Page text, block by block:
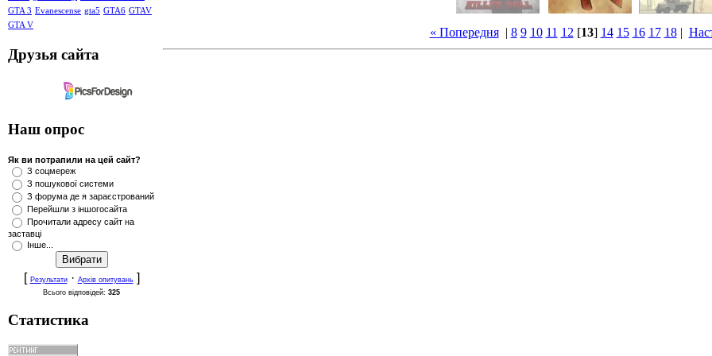
GTA 3 Evanescense gta5 GTA6 GTAV
GTA V
Друзья сайта
Наш опрос
Як ви потрапили на цей сайт?
З соцмереж
З пошукової системи
З форума де я зараєстрований
Перейшли з іншогосайта
Прочитали адресу сайт на
заставці
Інше...
[ Результати· Архів опитувань]
Всього відповідей: 325
Статистика
« Попередня| 8 9 10 11 12 [13] 14 15 16 17 18|